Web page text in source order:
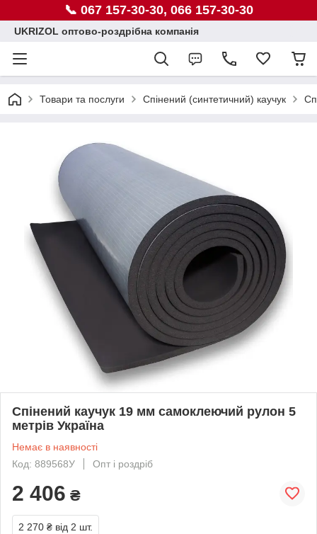
📞 067 157-30-30, 066 157-30-30
UKRIZOL оптово-роздрібна компанія
Товари та послуги Спінений (синтетичний) каучук
Спінений каучук 19 мм самоклеючий рулон 5
метрів Україна
Немає в наявності
Код: 889568У
Опт і роздріб
2 406 ₴
2 270 ₴ від 2 шт.